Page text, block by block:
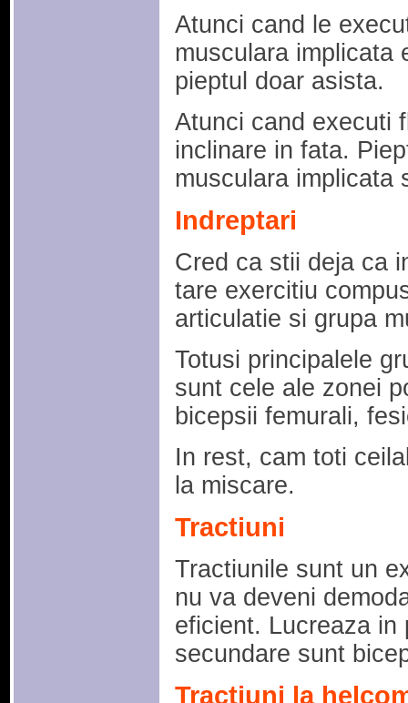
Atunci cand le
musculara implicata
pieptul doar asista.
Atunci cand executi
inclinare in fata.
musculara implicata
Indreptari
Cred ca stii deja ca
tare exercitiu
articulatie si grupa
Totusi principalele
sunt cele ale zonei
bicepsii femurali,
In rest, cam toti
la miscare.
Tractiuni
Tractiunile sunt un
nu va deveni
eficient. Lucreaza in
secundare sunt
Tractiuni la